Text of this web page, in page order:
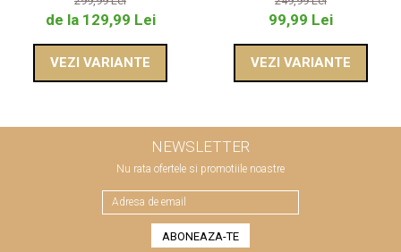
de la 129,99 Lei
VEZI VARIANTE
99,99 Lei
VEZI VARIANTE
NEWSLETTER
Nu rata ofertele si promotiile noastre